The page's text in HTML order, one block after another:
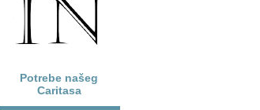
Potrebe našeg
Caritasa